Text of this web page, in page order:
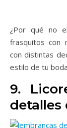
¿Por qué no
frasquitos con
con distintas
estilo de tu
9.
detalles